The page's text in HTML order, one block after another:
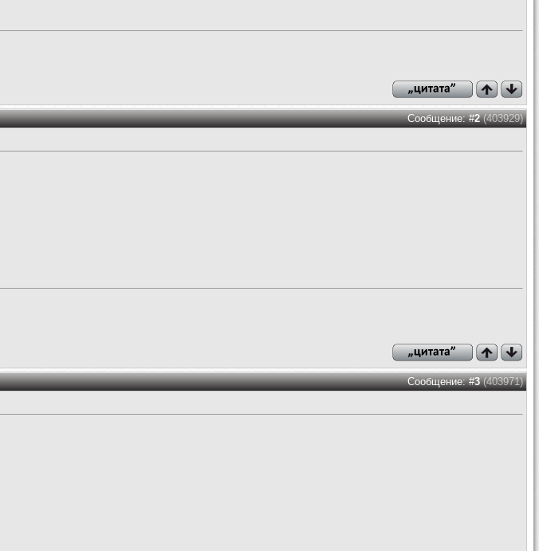
Сообщение: #2(403929)
Сообщение: #3(403971)